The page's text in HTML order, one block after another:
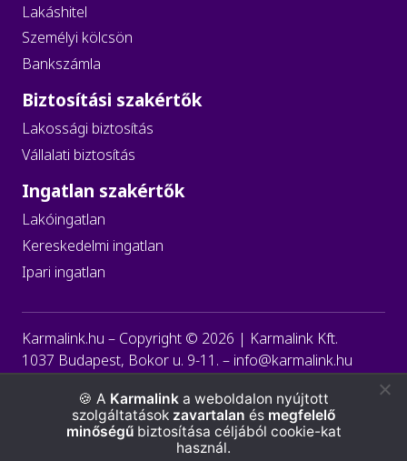
Lakáshitel
Személyi kölcsön
Bankszámla
Biztosítási szakértők
Lakossági biztosítás
Vállalati biztosítás
Ingatlan szakértők
Lakóingatlan
Kereskedelmi ingatlan
Ipari ingatlan
Karmalink.hu – Copyright © 2026 | Karmalink Kft.
1037 Budapest, Bokor u. 9-11. – info@karmalink.hu
Általános szerződési feltételek
Adatvédelmi szabályzat
Cookie szabályzat
Adatvédelmi tájékoztató - Webshop
A Karmalinka weboldalon nyújtott
szolgáltatások zavartalan és megfelelő
minőségűbiztosítása céljából cookie-kat
használ.